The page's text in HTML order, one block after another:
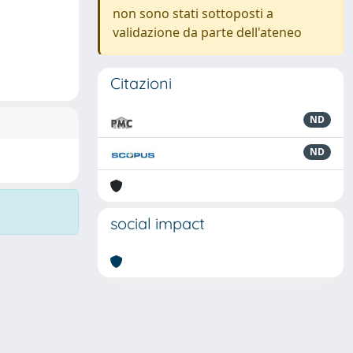
non sono stati sottoposti a
validazione da parte dell'ateneo
Citazioni
ND
ND
social impact